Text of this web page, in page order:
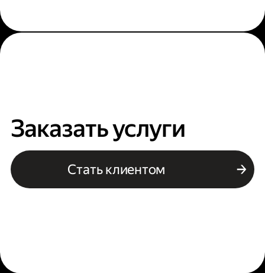
Заказать услуги
Стать клиентом